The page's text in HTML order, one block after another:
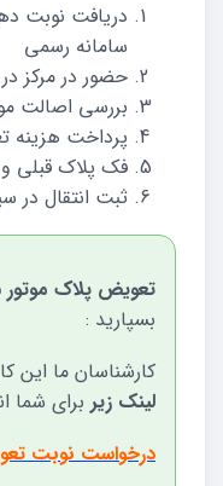
دریافت نوبت
سامانه رسمی
حضور در مرکز
بررسی اصالت
پرداخت هزینه
فک پلاک قبلی
ثبت انتقال در
تعویض پلاک
بسپارید :
کارشناسان ما این
لینک زیر برای شما
درخواست نوبت